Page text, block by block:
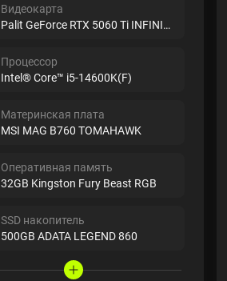
Видеокарта
Palit GeForce RTX 5060 Ti INFINITY 3
Процессор
Intel® Core™ i5-14600K(F)
Материнская плата
MSI MAG B760 TOMAHAWK
Оперативная память
32GB Kingston Fury Beast RGB
SSD накопитель
500GB ADATA LEGEND 860